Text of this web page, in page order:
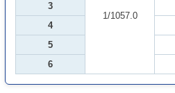
1/1057.0
3
4
5
6